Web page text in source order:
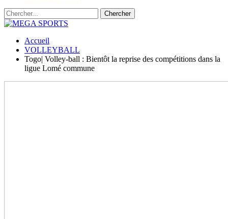
Accueil
VOLLEYBALL
Togo| Volley-ball : Bientôt la reprise des compétitions dans la
ligue Lomé commune